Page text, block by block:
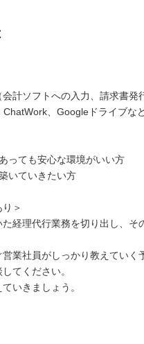
計ソフトへの入力、請求書発
ChatWork、Googleドライブな
っても安心な環境がいい方
いていきたい方
＞
経理代行業務を切り出し、そ
業社員がしっかり教えていく
てください。
いきましょう。